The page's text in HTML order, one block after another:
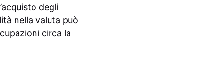
degli
nella valuta può
circa la